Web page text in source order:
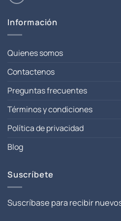
Información
Quienes somos
Contactenos
Preguntas frecuentes
Términos y condiciones
Política de privacidad
Blog
Suscríbete
Suscríbase para recibir